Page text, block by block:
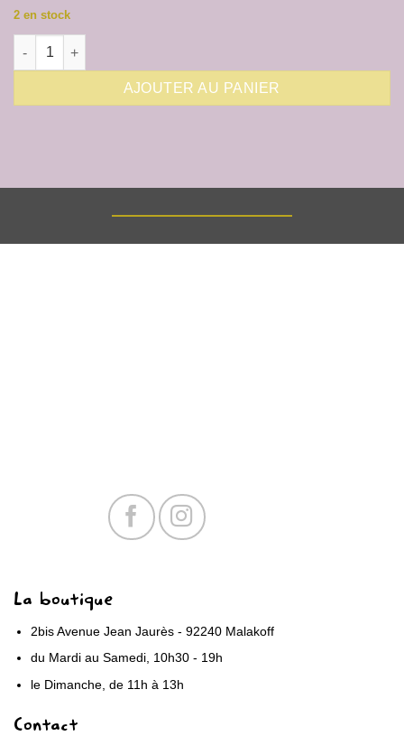
2 en stock
quantité de Seralon 200m - 0408
AJOUTER AU PANIER
La boutique
2bis Avenue Jean Jaurès - 92240 Malakoff
du Mardi au Samedi, 10h30 - 19h
le Dimanche, de 11h à 13h
Contact